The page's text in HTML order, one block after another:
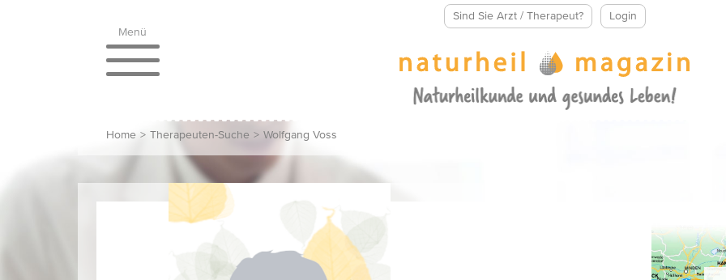
Sind Sie Arzt / Therapeut?
Login
Menü
Home > Therapeuten-Suche > Wolfgang Voss